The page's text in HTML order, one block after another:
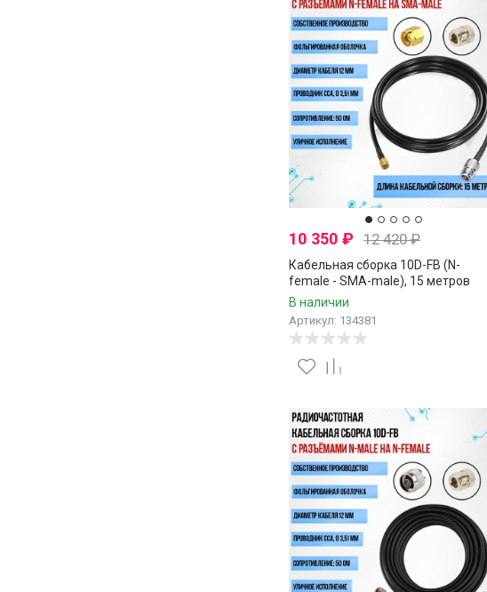
10 350 ₽ 12 420₽
Кабельная сборка 10D-FB (N-
female - SMA-male), 15 метров
В наличии
Артикул: 134381